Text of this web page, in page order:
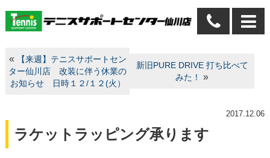
«
【来週】テニスサポートセン
ター仙川店 改装に伴う休業の
お知らせ 日時１２/１２(火）
新旧PURE DRIVE 打ち比べて
みた！
»
2017.12.06
ラケットラッピング承ります